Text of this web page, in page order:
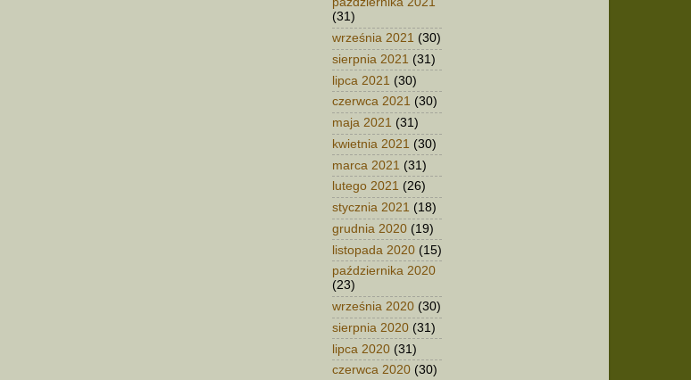
(31)
września 2021 (30)
sierpnia 2021 (31)
lipca 2021 (30)
czerwca 2021 (30)
maja 2021 (31)
kwietnia 2021 (30)
marca 2021 (31)
lutego 2021 (26)
stycznia 2021 (18)
grudnia 2020 (19)
listopada 2020 (15)
października 2020
(23)
września 2020 (30)
sierpnia 2020 (31)
lipca 2020 (31)
czerwca 2020 (30)